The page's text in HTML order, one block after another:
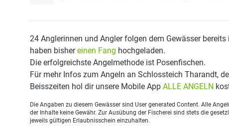
24 Anglerinnen und Angler folgen dem Gewässer bereits
haben bishereinen Fang hochgeladen.
Die erfolgreichste Angelmethode ist Posenfischen.
Für mehr Infos zum Angeln an Schlossteich Tharandt,
Beisszeiten hol dir unsere Mobile App ALLE ANGELN
Die Angaben zu diesem Gewässer sind User generated Content. Alle
der Inhalte keine Gewähr. Zur Ausübung der Fischerei sind stets die
jeweils gültigen Erlaubnisschein einzuhalten.